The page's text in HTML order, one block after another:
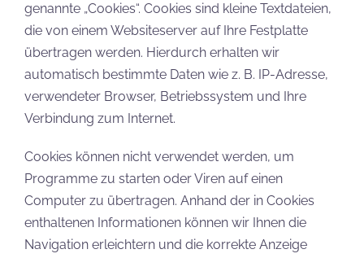
genannte „Cookies“. Cookies sind kleine Textdateien,
die von einem Websiteserver auf Ihre Festplatte
übertragen werden. Hierdurch erhalten wir
automatisch bestimmte Daten wie z. B. IP-Adresse,
verwendeter Browser, Betriebssystem und Ihre
Verbindung zum Internet.
Cookies können nicht verwendet werden, um
Programme zu starten oder Viren auf einen
Computer zu übertragen. Anhand der in Cookies
enthaltenen Informationen können wir Ihnen die
Navigation erleichtern und die korrekte Anzeige